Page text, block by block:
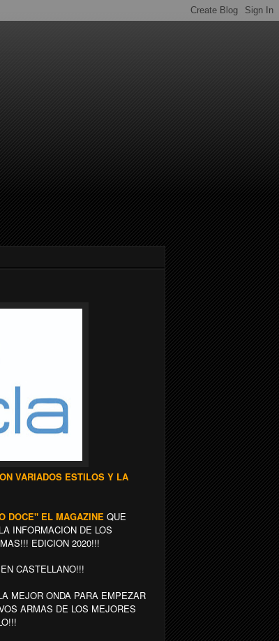
VARIADOS ESTILOS Y LA
DOCE" EL MAGAZINE QUE
INFORMACION DE LOS
EDICION 2020!!!
CASTELLANO!!!
MEJOR ONDA PARA EMPEZAR
ARMAS DE LOS MEJORES